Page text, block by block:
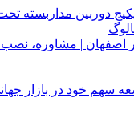
دوربین مداربسته
| مشاوره، نصب و